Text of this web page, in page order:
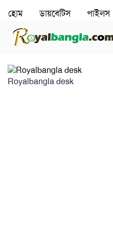
হোম ডায়বেটিস পাইলস
রূপচর্চা হৃদরোগ
Royalbangla desk